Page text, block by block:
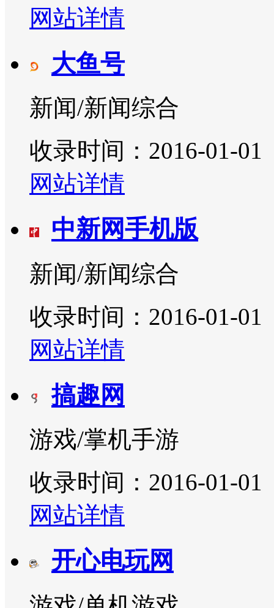
网站详情
大鱼号
新闻/新闻综合
收录时间：2016-01-01
网站详情
中新网手机版
新闻/新闻综合
收录时间：2016-01-01
网站详情
搞趣网
游戏/掌机手游
收录时间：2016-01-01
网站详情
开心电玩网